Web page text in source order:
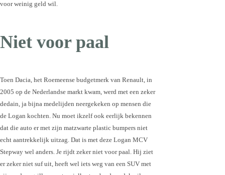
voor weinig geld wil.
Niet voor paal
Toen Dacia, het Roemeense budgetmerk van Renault, in
2005 op de Nederlandse markt kwam, werd met een zeker
dedain, ja bijna medelijden neergekeken op mensen die
de Logan kochten. Nu moet ikzelf ook eerlijk bekennen
dat die auto er met zijn matzwarte plastic bumpers niet
echt aantrekkelijk uitzag. Dat is met deze Logan MCV
Stepway wel anders. Je rijdt zeker niet voor paal. Hij ziet
er zeker niet suf uit, heeft wel iets weg van een SUV met